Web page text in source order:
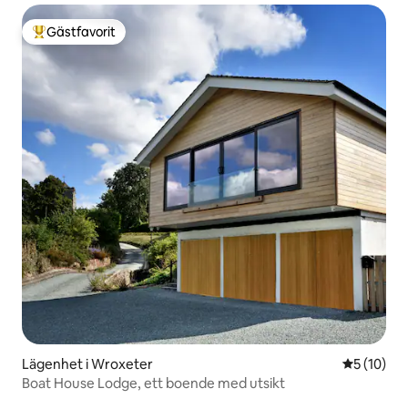
Populär gästfavorit
Gästfavorit
Lägenhet i Wroxeter 5 av 5 i
5 (10)
Boat House Lodge, ett boende med utsikt